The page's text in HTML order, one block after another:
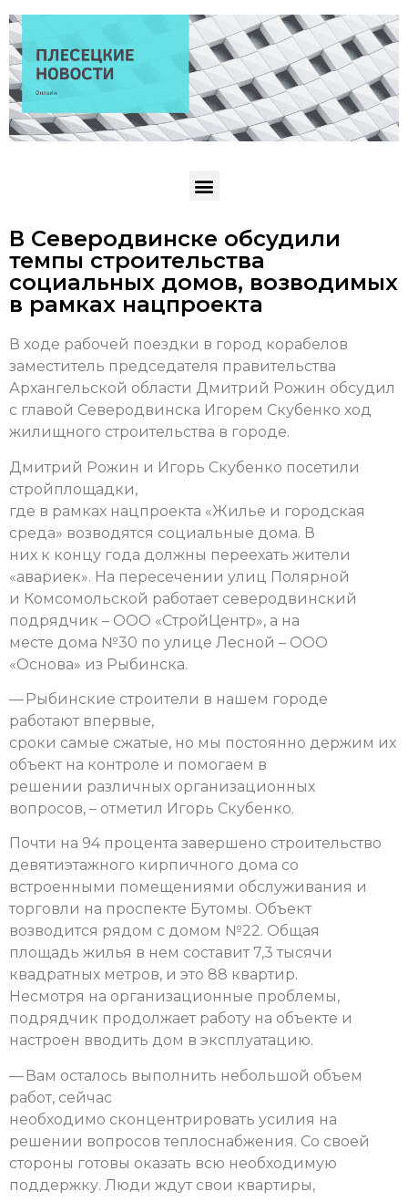
В Северодвинске обсудили
темпы строительства
социальных домов, возводимых
в рамках нацпроекта
В ходе рабочей поездки в город корабелов
заместитель председателя правительства
Архангельской области Дмитрий Рожин обсудил
с главой Северодвинска Игорем Скубенко ход
жилищного строительства в городе.
Дмитрий Рожин и Игорь Скубенко посетили
стройплощадки,
где в рамках нацпроекта «Жилье и городская
среда» возводятся социальные дома. В
них к концу года должны переехать жители
«авариек». На пересечении улиц Полярной
и Комсомольской работает северодвинский
подрядчик – ООО «СтройЦентр», а на
месте дома №30 по улице Лесной – ООО
«Основа» из Рыбинска.
— Рыбинские строители в нашем городе
работают впервые,
сроки самые сжатые, но мы постоянно держим их
объект на контроле и помогаем в
решении различных организационных
вопросов, – отметил Игорь Скубенко.
Почти на 94 процента завершено строительство
девятиэтажного кирпичного дома со
встроенными помещениями обслуживания и
торговли на проспекте Бутомы. Объект
возводится рядом с домом №22. Общая
площадь жилья в нем составит 7,3 тысячи
квадратных метров, и это 88 квартир.
Несмотря на организационные проблемы,
подрядчик продолжает работу на объекте и
настроен вводить дом в эксплуатацию.
— Вам осталось выполнить небольшой объем
работ, сейчас
необходимо сконцентрировать усилия на
решении вопросов теплоснабжения. Со своей
стороны готовы оказать всю необходимую
поддержку. Люди ждут свои квартиры,